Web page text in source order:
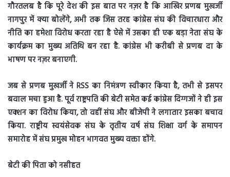
गौरतलब है कि पूरे देश की इस बात पर नज़र है कि आखिर प्रणब मुखर्जी
नागपुर में क्या बोलेंगे, अभी तक जिस तरह कांग्रेस संघ की विचारधारा और
नीति का हमेशा विरोध करता रहा है ऐसे में उसका ही एक बड़ा नेता संघ के
कार्यक्रम का मुख्य अतिथि बन रहा है. कांग्रेस भी करीबी से प्रणब दा के
भाषण पर नज़र बनाएगी.
जब से प्रणब मुखर्जी ने RSS का निमंत्रण स्वीकार किया है, तभी से इसपर
बवाल मचा हुआ है. पूर्व राष्ट्रपति की बेटी समेत कई कांग्रेस दिग्गजों ने ही इस
एक्शन का विरोध किया, तो वहीं संघ और बीजेपी ने लगातार इसका बचाव
किया. राष्ट्रीय स्वयंसेवक संघ के तृतीय वर्ष संघ शिक्षा वर्ग के समापन
समारोह में संघ प्रमुख मोहन भागवत मुख्य वक्ता होंगे.
बेटी की पिता को नसीहत